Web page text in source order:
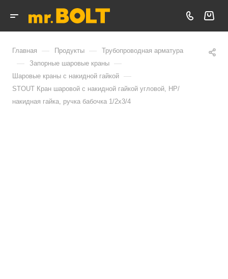
Главная — Продукты — Трубопроводная арматура
— Запорные шаровые краны —
Шаровые краны с накидной гайкой —
STOUT Кран шаровой с накидной гайкой угловой, НР/
накидная гайка, ручка бабочка 1/2x3/4